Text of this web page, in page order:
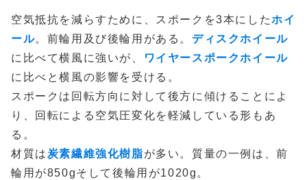
空気抵抗を減らすために、スポークを3本にしたホイ
ール。前輪用及び後輪用がある。ディスクホイール
に比べて横風に強いが、
ワイヤースポークホイール
に比べと横風の影響を受ける。
スポークは回転方向に対して後方に傾けることによ
り、回転による空気圧変化を軽減している形もあ
る。
材質は炭素繊維強化樹脂が多い。質量の一例は、前
輪用が850gそして後輪用が1020g。